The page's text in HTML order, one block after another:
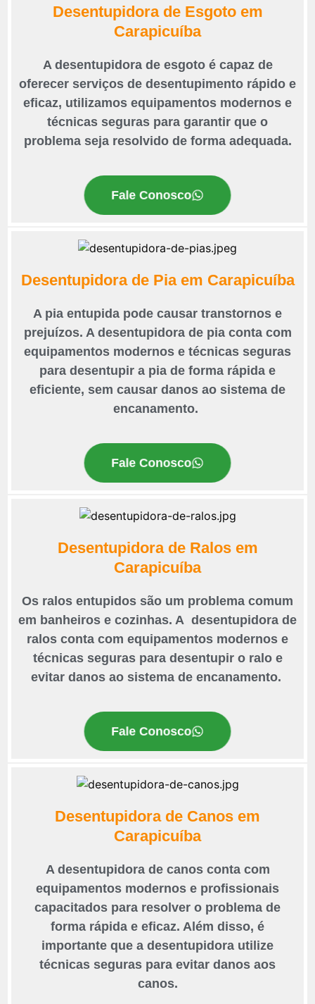
Desentupidora de Esgoto em
Carapicuíba
A desentupidora de esgoto é capaz de
oferecer serviços de desentupimento rápido e
eficaz, utilizamos equipamentos modernos e
técnicas seguras para garantir que o
problema seja resolvido de forma adequada.
Fale Conosco
Desentupidora de Pia em Carapicuíba
A pia entupida pode causar transtornos e
prejuízos. A desentupidora de pia conta com
equipamentos modernos e técnicas seguras
para desentupir a pia de forma rápida e
eficiente, sem causar danos ao sistema de
encanamento.
Fale Conosco
Desentupidora de Ralos em
Carapicuíba
Os ralos entupidos são um problema comum
em banheiros e cozinhas. A desentupidora de
ralos conta com equipamentos modernos e
técnicas seguras para desentupir o ralo e
evitar danos ao sistema de encanamento.
Fale Conosco
Desentupidora de Canos em
Carapicuíba
A desentupidora de canos conta com
equipamentos modernos e profissionais
capacitados para resolver o problema de
forma rápida e eficaz. Além disso, é
importante que a desentupidora utilize
técnicas seguras para evitar danos aos
canos.